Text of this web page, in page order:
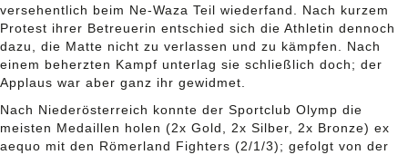
versehentlich beim Ne-Waza Teil wiederfand. Nach kurzem
Protest ihrer Betreuerin entschied sich die Athletin dennoch
dazu, die Matte nicht zu verlassen und zu kämpfen. Nach
einem beherzten Kampf unterlag sie schließlich doch; der
Applaus war aber ganz ihr gewidmet.
Nach Niederösterreich konnte der Sportclub Olymp die
meisten Medaillen holen (2x Gold, 2x Silber, 2x Bronze) ex
aequo mit den Römerland Fighters (2/1/3); gefolgt von der